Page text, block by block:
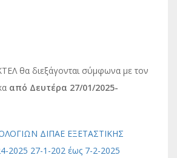
θα διεξάγονται σύμφωνα με τον
από Δευτέρα 27/01/2025-
ΔΙΠΑΕ ΕΞΕΤΑΣΤΙΚΗΣ
2025 27-1-202 έως 7-2-2025